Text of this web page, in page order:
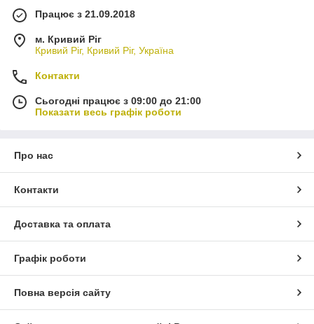
Працює з 21.09.2018
м. Кривий Ріг
Кривий Ріг, Кривий Ріг, Україна
Контакти
Сьогодні працює з 09:00 до 21:00
Показати весь графік роботи
Про нас
Контакти
Доставка та оплата
Графік роботи
Повна версія сайту